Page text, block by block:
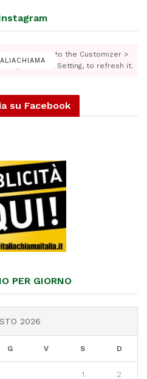
expired, Go to the Customizer >
Feed Setting, to refresh it.
su Facebook
PER GIORNO
2026
G V S D
1 2